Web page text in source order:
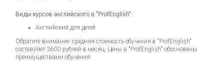
Виды курсов английского в "ProfEnglish":
Английский для детей
Обратите внимание: средняя стоимость обучения в "ProfEnglish"
составляет 3600 рублей в месяц. Цены в "ProfEnglish" обоснованы
преимуществами обучения: